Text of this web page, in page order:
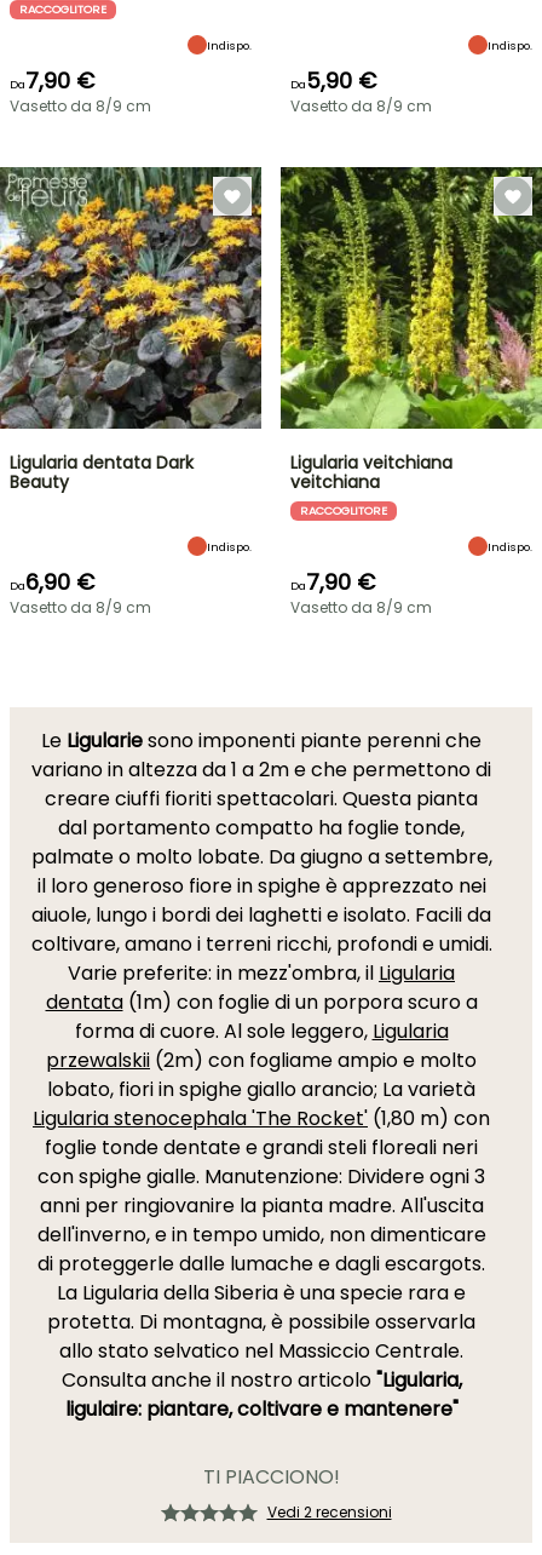
RACCOGLITORE
Indispo.
Da7,90 €
Vasetto da 8/9 cm
Indispo.
Da5,90 €
Vasetto da 8/9 cm
Ligularia dentata Dark
Beauty
Indispo.
Da6,90 €
Vasetto da 8/9 cm
Ligularia veitchiana
veitchiana
RACCOGLITORE
Indispo.
Da7,90 €
Vasetto da 8/9 cm
Le Ligulariesono imponenti piante perenni che
variano in altezza da 1 a 2m e che permettono di
creare ciuffi fioriti spettacolari. Questa pianta
dal portamento compatto ha foglie tonde,
palmate o molto lobate. Da giugno a settembre,
il loro generoso fiore in spighe è apprezzato nei
aiuole, lungo i bordi dei laghetti e isolato. Facili da
coltivare, amano i terreni ricchi, profondi e umidi.
Varie preferite: in mezz'ombra, il Ligularia
dentata(1m) con foglie di un porpora scuro a
forma di cuore. Al sole leggero, Ligularia
przewalskii (2m) con fogliame ampio e molto
lobato, fiori in spighe giallo arancio; La varietà
Ligularia stenocephala 'The Rocket' (1,80 m) con
foglie tonde dentate e grandi steli floreali neri
con spighe gialle. Manutenzione: Dividere ogni 3
anni per ringiovanire la pianta madre. All'uscita
dell'inverno, e in tempo umido, non dimenticare
di proteggerle dalle lumache e dagli escargots.
La Ligularia della Siberia è una specie rara e
protetta. Di montagna, è possibile osservarla
allo stato selvatico nel Massiccio Centrale.
Consulta anche il nostro articolo"Ligularia,
ligulaire: piantare, coltivare e mantenere"
TI PIACCIONO!
Vedi 2 recensioni